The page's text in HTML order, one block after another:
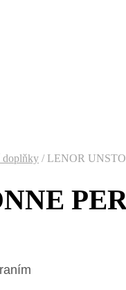
doplňky /LENOR